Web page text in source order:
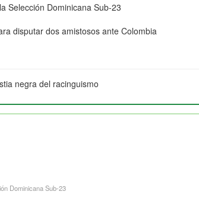
Selección Dominicana Sub-23
disputar dos amistosos ante Colombia
negra del racinguismo
Dominicana Sub-23